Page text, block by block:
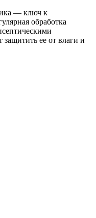
— ключ к
обработка
ее от влаги и